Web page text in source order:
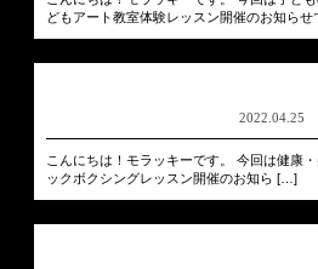
どもアート教室体験レッスン開催のお知ら
2022.04.25
こんにちは！モラッキーです。 今回は健康
ックボクシングレッスン開催のお知ら […]